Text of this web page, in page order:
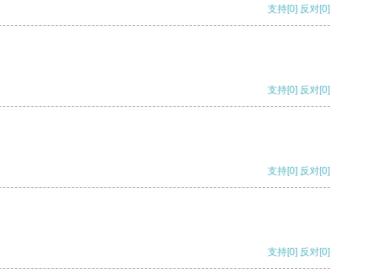
支持[0] 反对[0]
支持[0] 反对[0]
支持[0] 反对[0]
支持[0] 反对[0]